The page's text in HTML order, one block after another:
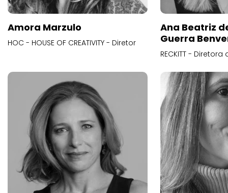
Amora Marzulo
HOC - HOUSE OF CREATIVITY - Diretor
Ana Beatriz
Guerra
RECKITT -